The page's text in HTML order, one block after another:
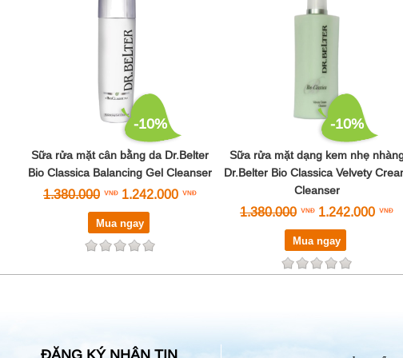
-10%
Sữa rửa mặt cân bằng da Dr.Belter
Bio Classica Balancing Gel Cleanser
1.380.000 1.242.000
Mua ngay
-10%
Sữa rửa mặt dạng kem nhẹ
Dr.Belter Bio Classica Velvety
Cleanser
1.380.000 1.242.000
Mua ngay
ĐĂNG KÝ NHẬN TIN